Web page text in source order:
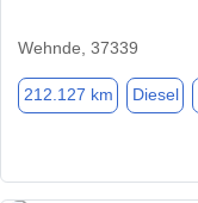
Wehnde, 37339
212.127 km Diesel